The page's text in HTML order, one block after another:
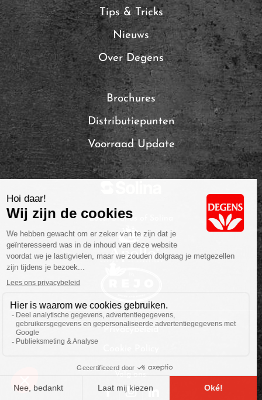
Tips & Tricks
Nieuws
Over Degens
Brochures
Distributiepunten
Voorraad Update
Local Brands of Solina
Volg ons: